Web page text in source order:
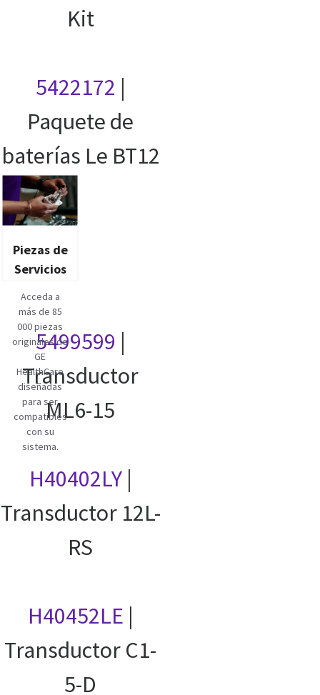
Kit
5422172 |
Paquete de
baterías Le BT12
Piezas de
Servicios
Acceda a
más de 85
000 piezas
originales de
GE
HealthCare
diseñadas
para ser
compatibles
con su
sistema.
5499599 |
Transductor
ML6-15
H40402LY|
Transductor 12L-
RS
H40452LE |
Transductor C1-
5-D